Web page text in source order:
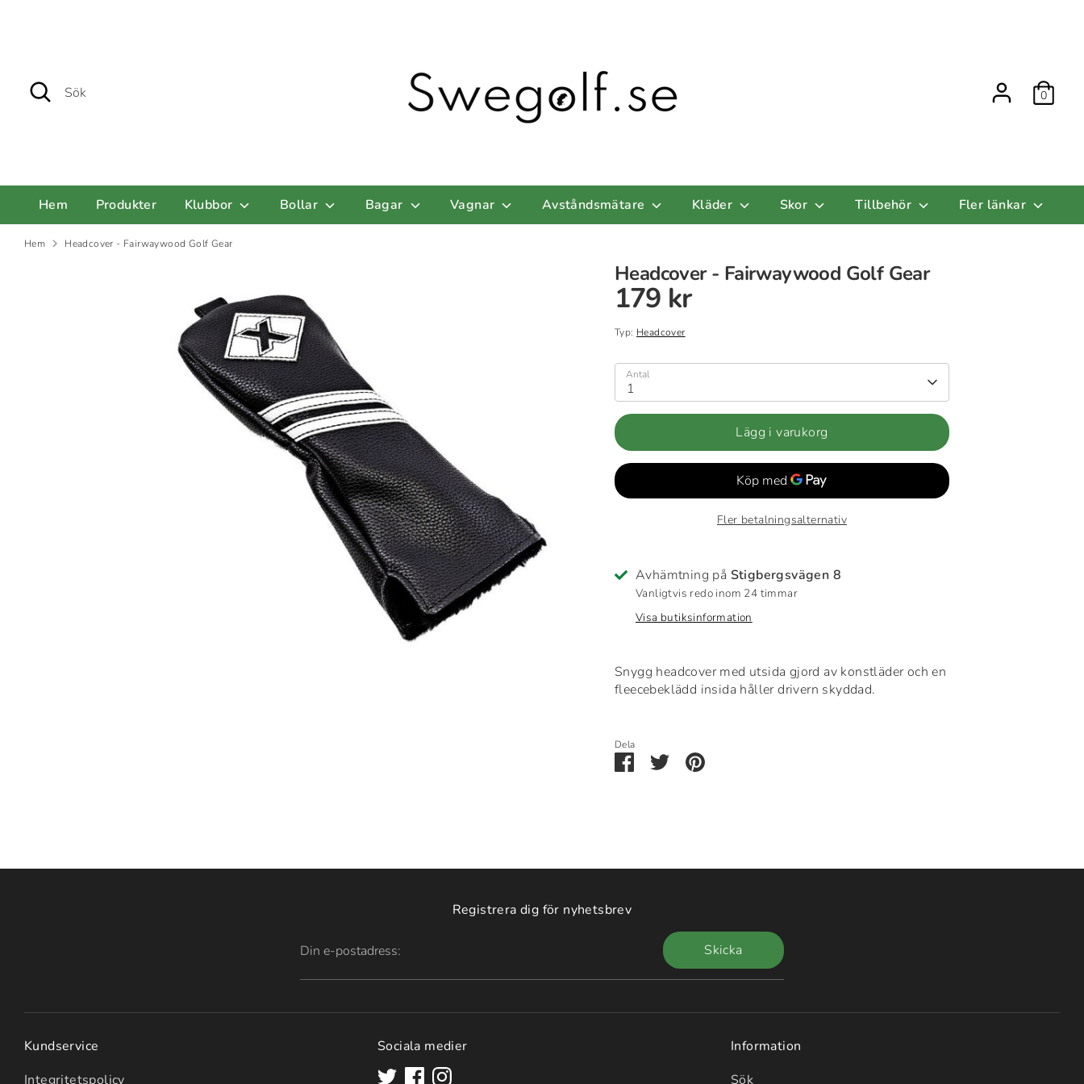
Sök
Sök
0
Hem Produkter Klubbor Bollar Bagar Vagnar Avståndsmätare Kläder Skor Tillbehör Fler länkar
Hem Headcover - Fairwaywood Golf Gear
Headcover - Fairwaywood Golf Gear
179 kr
Typ: Headcover
Antal
1
Lägg i varukorg
Fler betalningsalternativ
Avhämtning på Stigbergsvägen 8
Vanligtvis redo inom 24 timmar
Visa butiksinformation
Snygg headcover med utsida gjord av konstläder och en
fleecebeklädd insida håller drivern skyddad.
Dela
Dela Dela Pin
Registrera dig för nyhetsbrev
Din e-postadress: Skicka
Kundservice
Integritetspolicy
Sociala medier
Information
Sök